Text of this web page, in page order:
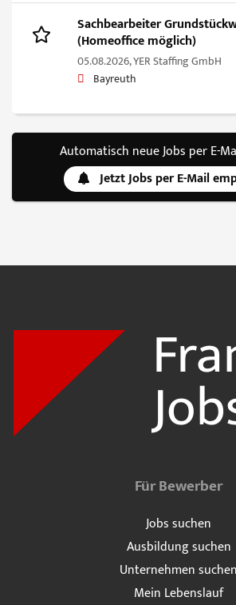
Sachbearbeiter
(Homeoffice möglich)
05.08.2026,YER Staffing GmbH
Bayreuth
Automatisch neue Jobs per E-
Jetzt Jobs per E-Mail
Für Bewerber
Jobs suchen
Ausbildung suchen
Unternehmen suchen
Mein Lebenslauf